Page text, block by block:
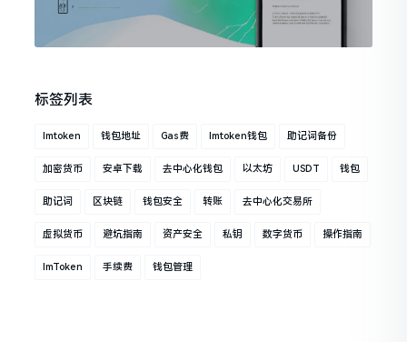
标签列表
Imtoken 钱包地址 Gas费 Imtoken钱包 助记词备份
加密货币 安卓下载 去中心化钱包 以太坊 USDT 钱包
助记词 区块链 钱包安全 转账 去中心化交易所
虚拟货币 避坑指南 资产安全 私钥 数字货币 操作指南
ImToken 手续费 钱包管理